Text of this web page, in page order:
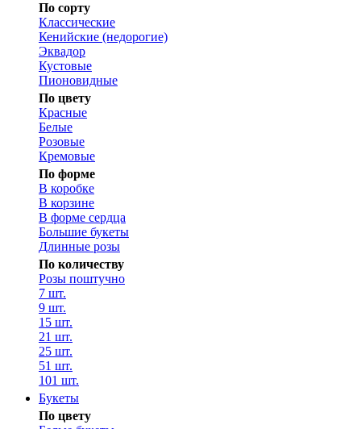
По сорту
Классические
Кенийские (недорогие)
Эквадор
Кустовые
Пионовидные
По цвету
Красные
Белые
Розовые
Кремовые
По форме
В коробке
В корзине
В форме сердца
Большие букеты
Длинные розы
По количеству
Розы поштучно
7 шт.
9 шт.
15 шт.
21 шт.
25 шт.
51 шт.
101 шт.
Букеты
По цвету